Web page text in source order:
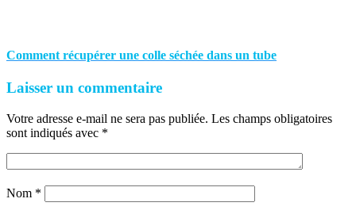
Comment récupérer une colle séchée dans un tube
Laisser un commentaire
Votre adresse e-mail ne sera pas publiée. Les champs obligatoires
sont indiqués avec *
Nom *